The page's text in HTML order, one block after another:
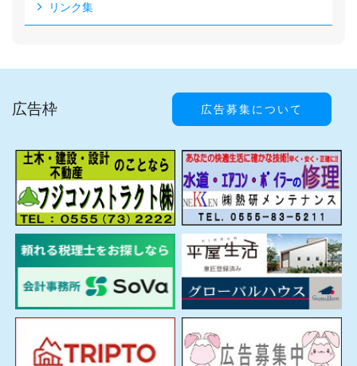
リンク集
広告枠 広告募集について